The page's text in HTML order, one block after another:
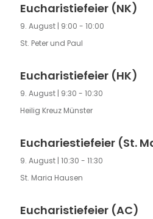
Eucharistiefeier (NK)
9. August | 9:00 - 10:00
St. Peter und Paul
Eucharistiefeier (HK)
9. August | 9:30 - 10:30
Heilig Kreuz Münster
Euchariestiefeier (St.
9. August | 10:30 - 11:30
St. Maria Hausen
Eucharistiefeier (AC)